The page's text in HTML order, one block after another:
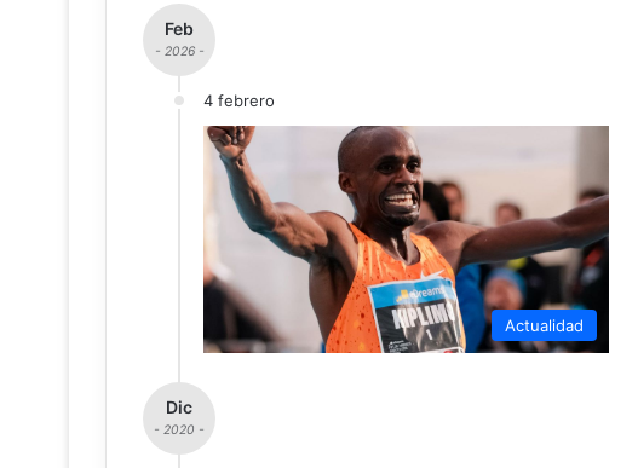
Feb
- 2026 -
4 febrero
Actualidad
Dic
- 2020 -